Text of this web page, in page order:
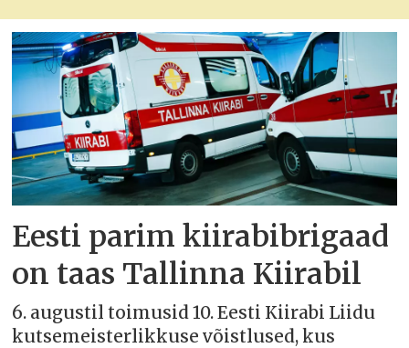
Eesti parim kiirabibrigaad
on taas Tallinna Kiirabil
6. augustil toimusid 10. Eesti Kiirabi Liidu
kutsemeisterlikkuse võistlused, kus